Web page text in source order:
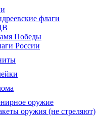
флаги
Победы
России
оружие
оружия (не стреляют)